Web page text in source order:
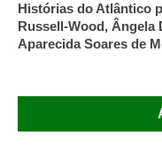
Histórias do Atlântico
Russell-Wood, Ângela
Aparecida Soares de